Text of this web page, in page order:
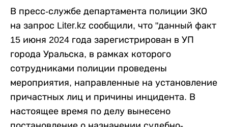
В пресс-службе департамента полиции ЗКО
на запрос Liter.kz сообщили, что "данный факт
15 июня 2024 года зарегистрирован в УП
города Уральска, в рамках которого
сотрудниками полиции проведены
мероприятия, направленные на установление
причастных лиц и причины инцидента. В
настоящее время по делу вынесено